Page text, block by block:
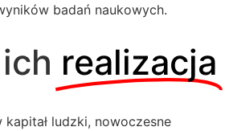
badań naukowych.
realizacja
kapitał ludzki, nowoczesne